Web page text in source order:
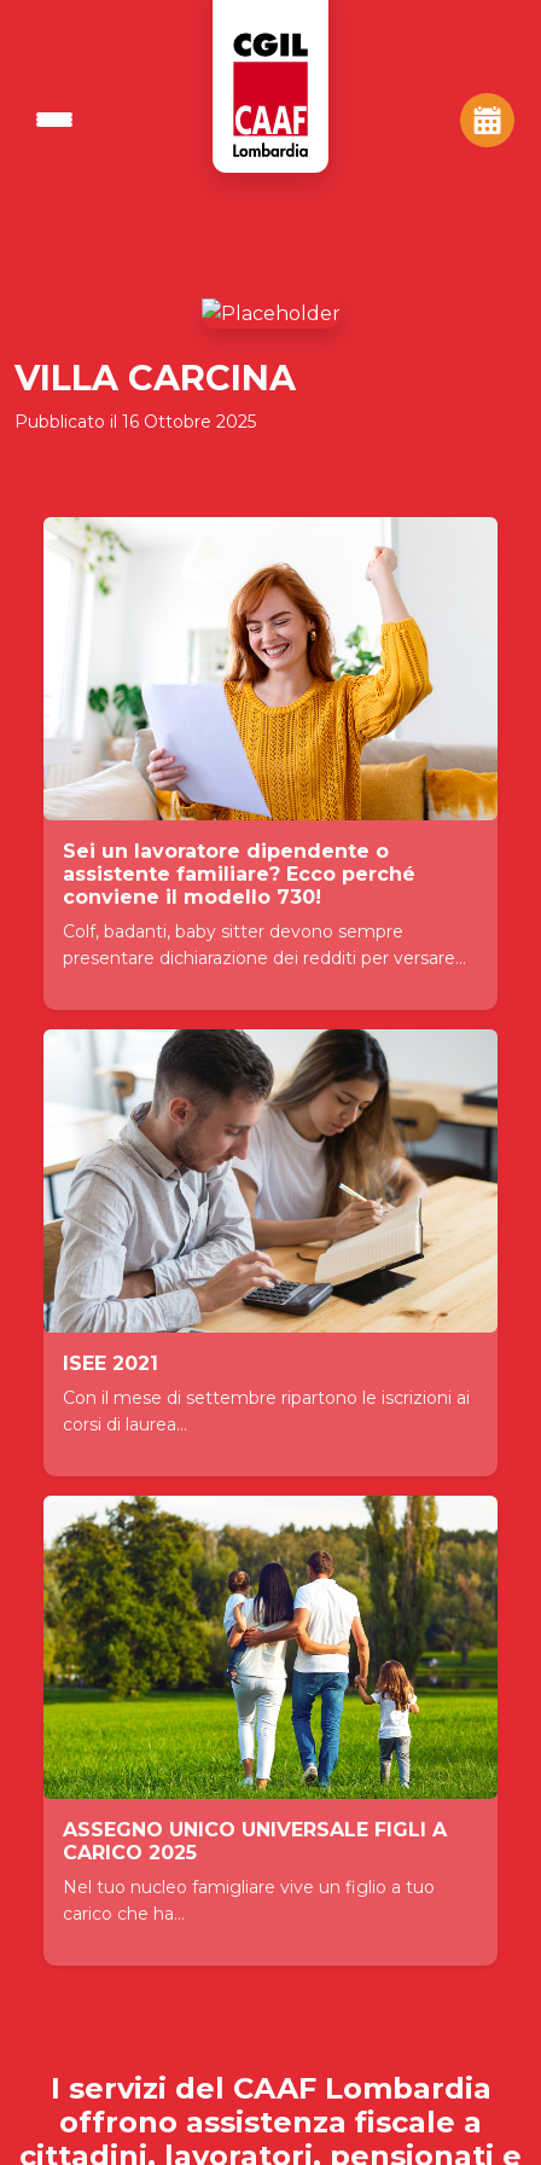
VILLA CARCINA
Pubblicato il 16 Ottobre 2025
Sei un lavoratore dipendente o
assistente familiare? Ecco perché
conviene il modello 730!
Colf, badanti, baby sitter devono sempre
presentare dichiarazione dei redditi per versare...
ISEE 2021
Con il mese di settembre ripartono le iscrizioni ai
corsi di laurea...
ASSEGNO UNICO UNIVERSALE FIGLI A
CARICO 2025
Nel tuo nucleo famigliare vive un figlio a tuo
carico che ha...
I servizi del CAAF Lombardia
offrono assistenza fiscale a
cittadini, lavoratori, pensionati e